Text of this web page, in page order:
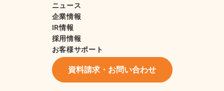
ニュース
企業情報
IR情報
採用情報
お客様サポート
資料請求・お問い合わせ